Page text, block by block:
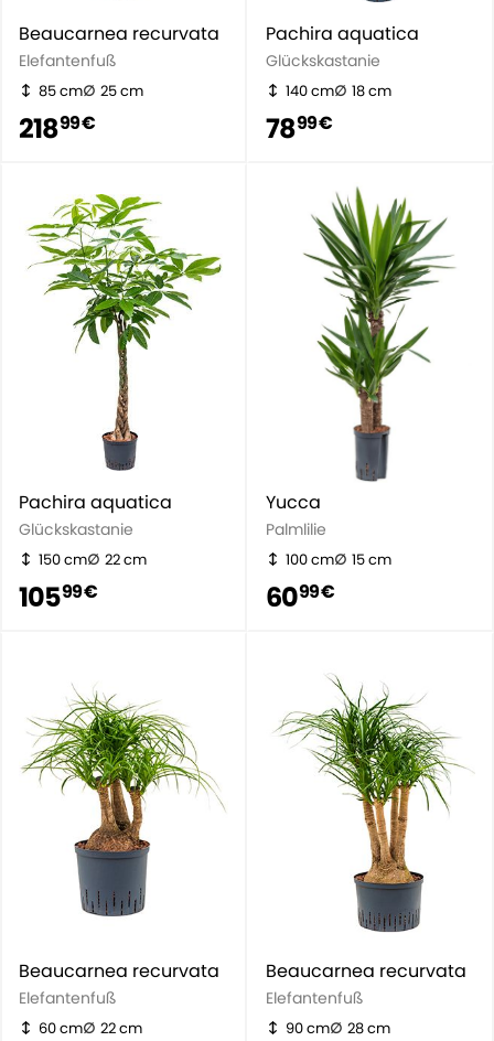
Beaucarnea recurvata
Elefantenfuß
85 cm 25 cm
21899 €
Pachira aquatica
Glückskastanie
140 cm 18 cm
7899 €
Pachira aquatica
Glückskastanie
150 cm 22 cm
10599 €
Yucca
Palmlilie
100 cm 15 cm
6099 €
Beaucarnea recurvata
Elefantenfuß
60 cm 22 cm
Beaucarnea recurvata
Elefantenfuß
90 cm 28 cm